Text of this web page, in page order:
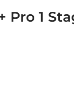
Pro 1